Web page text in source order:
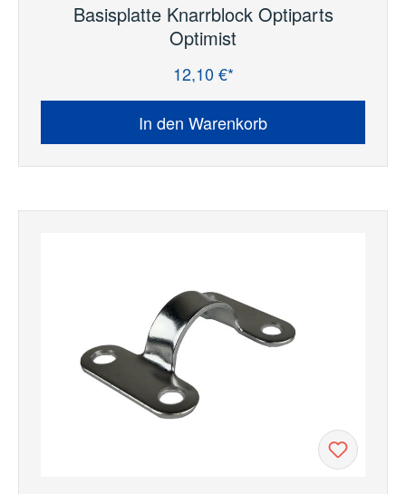
Basisplatte Knarrblock Optiparts
Optimist
12,10 €*
In den Warenkorb